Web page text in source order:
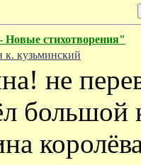
стихотворения"
к. кузьминский
не
большой